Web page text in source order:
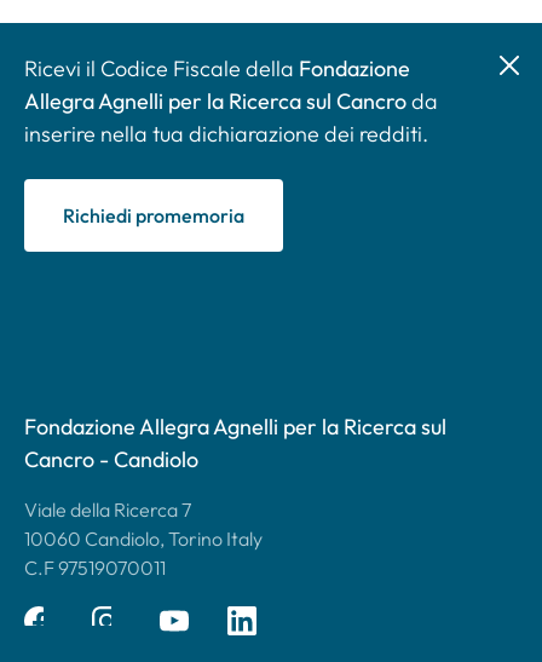
Ricevi il Codice Fiscale della Fondazione
Allegra Agnelli per la Ricerca sul Cancroda
inserire nella tua dichiarazione dei redditi.
Richiedi promemoria
Fondazione Allegra Agnelli per la Ricerca sul
Cancro - Candiolo
Viale della Ricerca 7
10060 Candiolo, Torino Italy
C.F 97519070011